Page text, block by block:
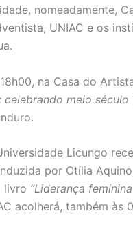
nomeadamente,
UNIAC e os
na Casa do
celebrando meio século
Licungo
por Otília
livro “Liderança
acolherá, também às